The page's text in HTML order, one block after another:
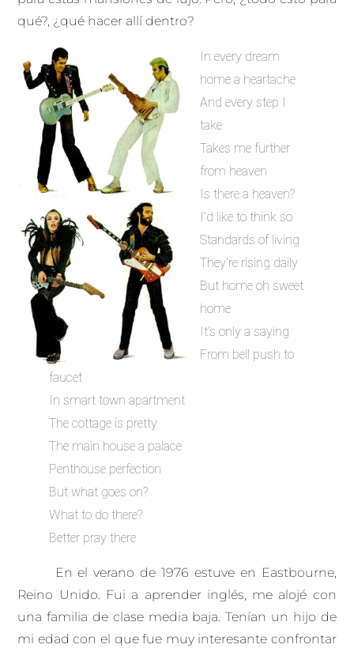
qué?, ¿qué hacer allí dentro?
In every dream
home a heartache
And every step I
take
Takes me further
from heaven
Is there a heaven?
I’d like to think so
Standards of living
They’re rising daily
But home oh sweet
home
It’s only a saying
From bell push to
faucet
In smart town apartment
The cottage is pretty
The main house a palace
Penthouse perfection
But what goes on?
What to do there?
Better pray there
En el verano de 1976 estuve en Eastbourne,
Reino Unido. Fui a aprender inglés, me alojé con
una familia de clase media baja. Tenían un hijo de
mi edad con el que fue muy interesante confrontar